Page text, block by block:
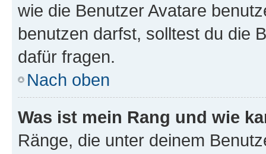
wie die Benutzer Avatare
benutzen darfst, solltest du die
dafür fragen.
Nach oben
Was ist mein Rang und wie
Ränge, die unter deinem